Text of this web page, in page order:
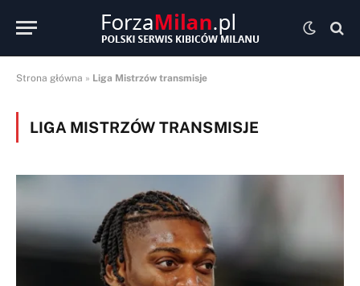
Strona główna » Liga Mistrzów transmisje
LIGA MISTRZÓW TRANSMISJE